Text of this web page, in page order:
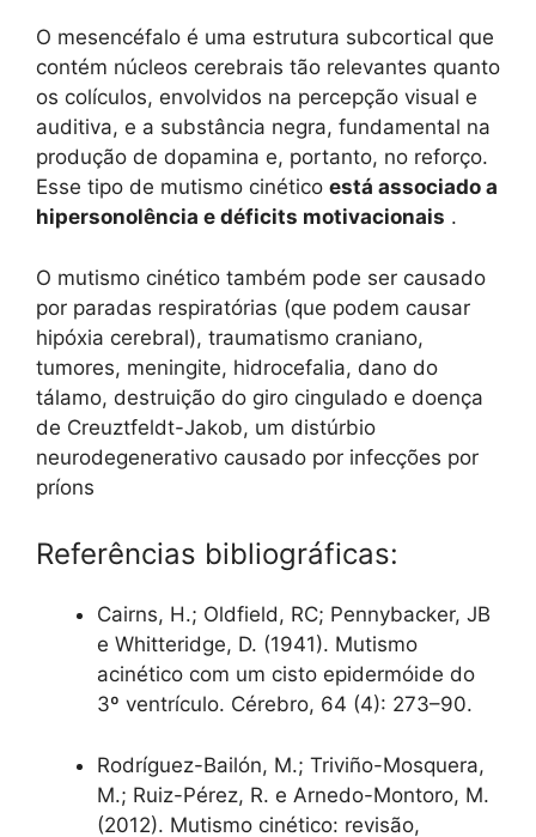
O mesencéfalo é uma estrutura subcortical que
contém núcleos cerebrais tão relevantes quanto
os colículos, envolvidos na percepção visual e
auditiva, e a substância negra, fundamental na
produção de dopamina e, portanto, no reforço.
Esse tipo de mutismo cinético está associado a
hipersonolência e déficits motivacionais .
O mutismo cinético também pode ser causado
por paradas respiratórias (que podem causar
hipóxia cerebral), traumatismo craniano,
tumores, meningite, hidrocefalia, dano do
tálamo, destruição do giro cingulado e doença
de Creuztfeldt-Jakob, um distúrbio
neurodegenerativo causado por infecções por
príons
Referências bibliográficas:
Cairns, H.; Oldfield, RC; Pennybacker, JB
e Whitteridge, D. (1941). Mutismo
acinético com um cisto epidermóide do
3º ventrículo. Cérebro, 64 (4): 273–90.
Rodríguez-Bailón, M.; Triviño-Mosquera,
M.; Ruiz-Pérez, R. e Arnedo-Montoro, M.
(2012). Mutismo cinético: revisão,